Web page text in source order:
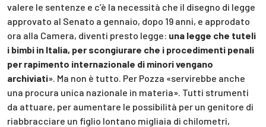
valere le sentenze e c’è la necessità che il disegno di legge
approvato al Senato a gennaio, dopo 19 anni, e approdato
ora alla Camera, diventi presto legge: una legge che tuteli
i bimbi in Italia, per scongiurare che i procedimenti penali
per rapimento internazionale di minori vengano
archiviati». Ma non è tutto. Per Pozza «servirebbe anche
una procura unica nazionale in materia». Tutti strumenti
da attuare, per aumentare le possibilità per un genitore di
riabbracciare un figlio lontano migliaia di chilometri,